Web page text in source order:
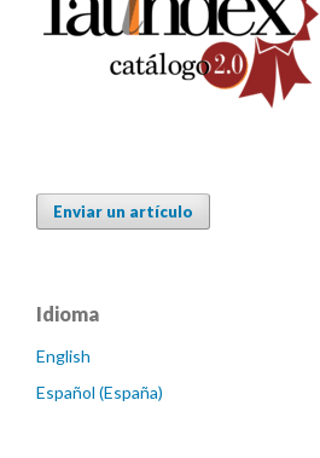
Enviar un artículo
Idioma
English
Español (España)